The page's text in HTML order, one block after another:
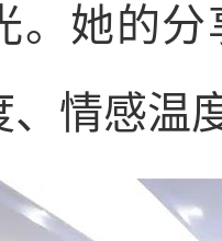
。她的
、情感温